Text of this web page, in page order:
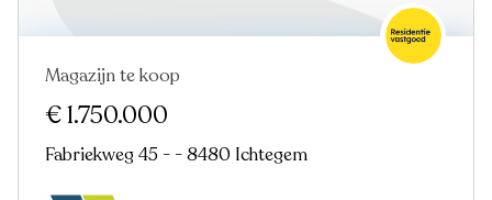
Nieuw
Magazijn te koop
€ 1.750.000
Fabriekweg 45 - - 8480 Ichtegem